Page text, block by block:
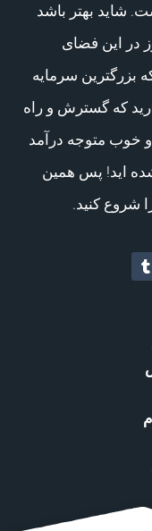
شاید بهتر باشد
در این فضای
بزرگترین سرمایه
که گسترش و راه
و خوب متوجه درآمد
اید! پس همین
شروع کنید.